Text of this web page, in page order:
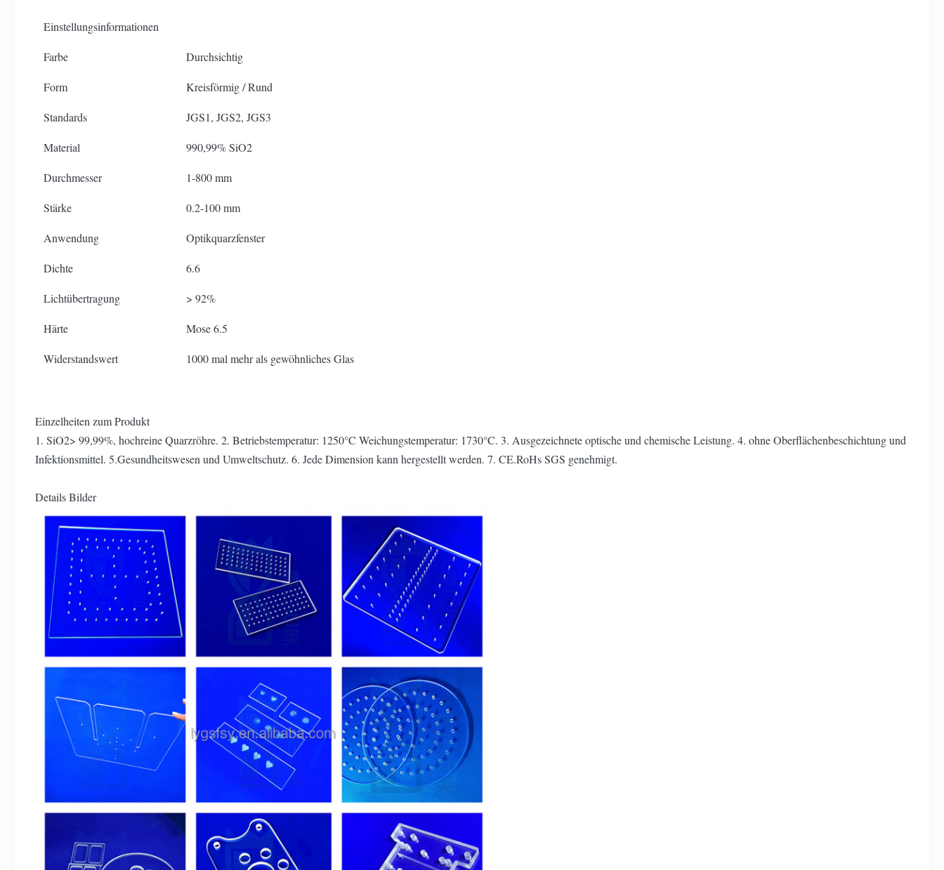
Einstellungsinformationen
Farbe Durchsichtig
Form Kreisförmig / Rund
Standards JGS1, JGS2, JGS3
Material 990,99% SiO2
Durchmesser 1-800 mm
Stärke 0.2-100 mm
Anwendung Optikquarzfenster
Dichte 6.6
Lichtübertragung > 92%
Härte Mose 6.5
Widerstandswert 1000 mal mehr als gewöhnliches Glas
Einzelheiten zum Produkt
1. SiO2> 99,99%, hochreine Quarzröhre. 2. Betriebstemperatur: 1250°C Weichungstemperatur: 1730°C. 3. Ausgezeichnete optische und chemische Leistung. 4. ohne Oberflächenbeschichtung und
Infektionsmittel. 5.Gesundheitswesen und Umweltschutz. 6. Jede Dimension kann hergestellt werden. 7. CE.RoHs SGS genehmigt.
Details Bilder